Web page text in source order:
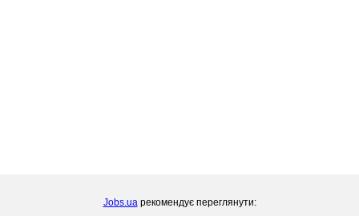
Jobs.uaрекомендує переглянути: